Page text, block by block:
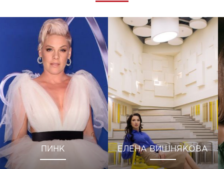
ПИНК ЕЛЕНА ВИШНЯКОВА